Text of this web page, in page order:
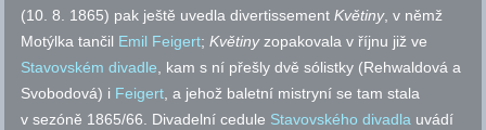
(10. 8. 1865) pak ještě uvedla divertissementKvětiny, v němž
Motýlka tančil Emil Feigert;Květinyzopakovala v říjnu již ve
Stavovském divadle, kam s ní přešly dvě sólistky (Rehwaldová a
Svobodová) i Feigert, a jehož baletní mistryní se tam stala
v sezóně 1865/66. Divadelní cedule Stavovského divadla uvádí